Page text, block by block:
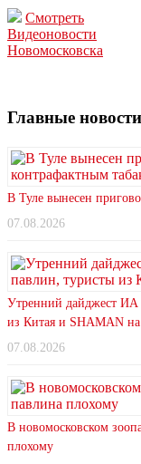
Смотреть
Видеоновости
Новомосковска
Главные новости
В Туле вынесен
07.08.2026
Утренний дайджест ИА
из Китая и SHAMAN
07.08.2026
В новомосковском
плохому